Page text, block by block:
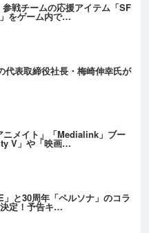
参戦チームの応援アイテム「SF
をゲーム内で…
代表取締役社長・梅崎伸幸氏が
ニメイト」「Medialink」ブー
V」や「映画…
」と30周年「ペルソナ」のコラ
定！予告キ…